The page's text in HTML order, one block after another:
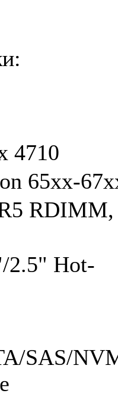
4710
65xx-
RDIMM,
2.5" Hot-
SAS/